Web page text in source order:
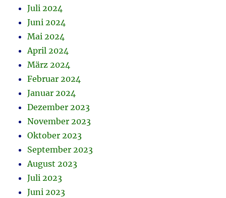
Juli 2024
Juni 2024
Mai 2024
April 2024
März 2024
Februar 2024
Januar 2024
Dezember 2023
November 2023
Oktober 2023
September 2023
August 2023
Juli 2023
Juni 2023